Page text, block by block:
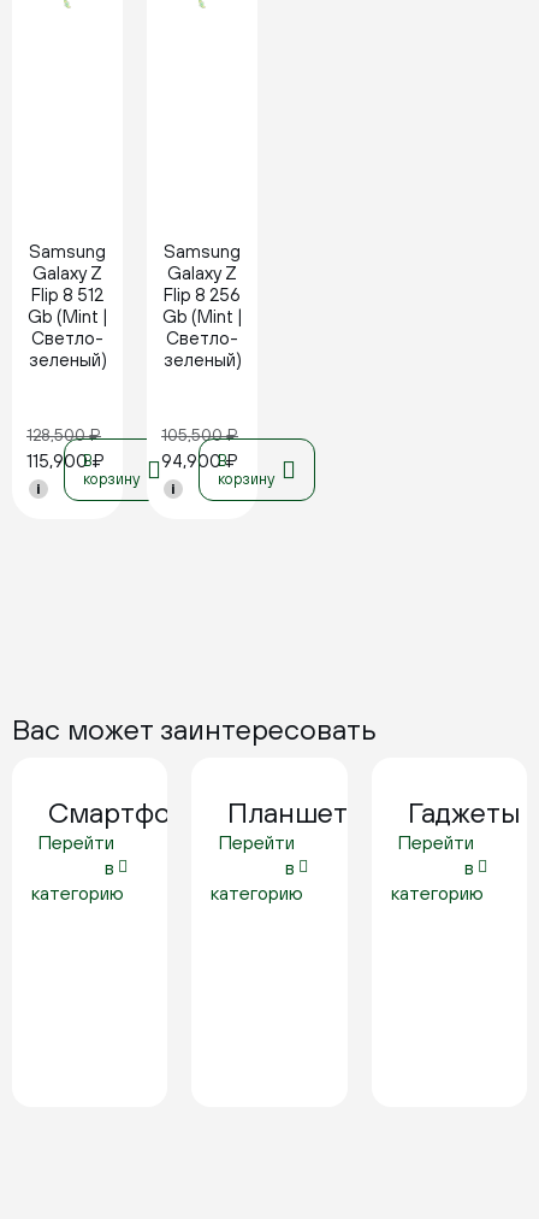
Samsung
Galaxy Z
Flip 8 512
Gb (Mint |
Светло-
зеленый)
128,500₽
115,900₽
i
В
корзину
Samsung
Galaxy Z
Flip 8 256
Gb (Mint |
Светло-
зеленый)
105,500₽
94,900₽
i
В
корзину
Вас может заинтересовать
Смартфоны
Перейти
в
категорию
Планшеты
Перейти
в
категорию
Гаджеты
Перейти
в
категорию